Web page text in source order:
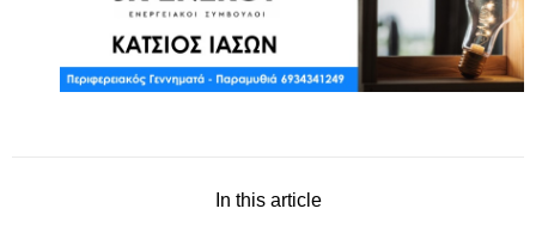
In this article